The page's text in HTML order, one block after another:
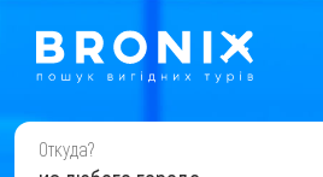
Откуда?